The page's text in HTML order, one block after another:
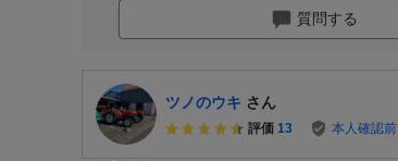
質問する
ツノのウキ さん
評価 13 本人確認前